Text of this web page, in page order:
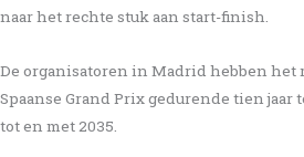
naar het rechte stuk aan start-finish.
De organisatoren in Madrid hebben het
Spaanse Grand Prix gedurende tien jaar
tot en met 2035.